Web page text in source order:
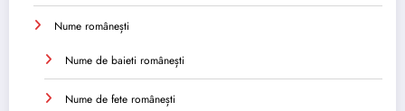
Nume românești
Nume de baieti românești
Nume de fete românești